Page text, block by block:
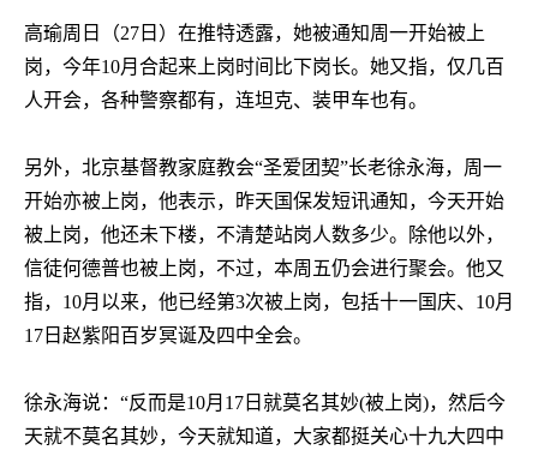
高瑜周日（27 日）在推特透露，她被通知周一开始被上
岗，今年10月合起来上岗时间比下岗长。她又指，仅几百
人开会，各种警察都有，连坦克、装甲车也有。
另外，北京基督教家庭教会“圣爱团契”长老徐永海，周一
开始亦被上岗，他表示，昨天国保发短讯通知，今天开始
被上岗，他还未下楼，不清楚站岗人数多少。除他以外，
信徒何德普也被上岗，不过，本周五仍会进行聚会。他又
指， 10月以来，他已经第3次被上岗，包括十一国庆、 10月
17 日赵紫阳百岁冥诞及四中全会。
徐永海说：“反而是10月 17 日就莫名其妙(被上岗)，然后今
天就不莫名其妙，今天就知道，大家都挺关心十九大四中